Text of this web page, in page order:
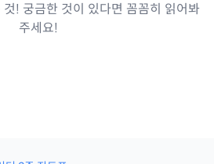
! 궁금한 것이 있다면 꼼꼼히 읽어봐
주세요!